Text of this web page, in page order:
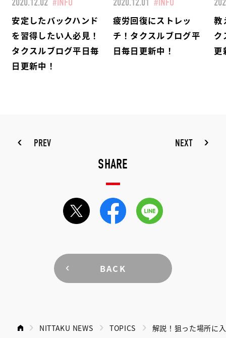
安定したバックハンド
を習得したい人必見！
タクスルブログ平日毎
日更新中！
疲労回復にストレッ
チ！タクスルブログ平
日毎日更新中！
教
ク
更
PREV NEXT
SHARE
BACK
NITTAKU NEWS TOPICS 解説！狙った場所に